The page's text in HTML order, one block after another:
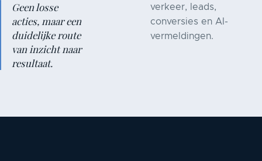
Geen losse
acties, maar een
duidelijke route
van inzicht naar
resultaat.
verkeer, leads,
conversies en AI-
vermeldingen.